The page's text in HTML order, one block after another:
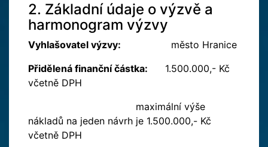
2. Základní údaje o výzvě a
harmonogram výzvy
Vyhlašovatel výzvy:
město Hranice
Přidělená finanční částka:
1.500.000,- Kč
včetně DPH
maximální výše
nákladů na jeden návrh je 1.500.000,- Kč
včetně DPH